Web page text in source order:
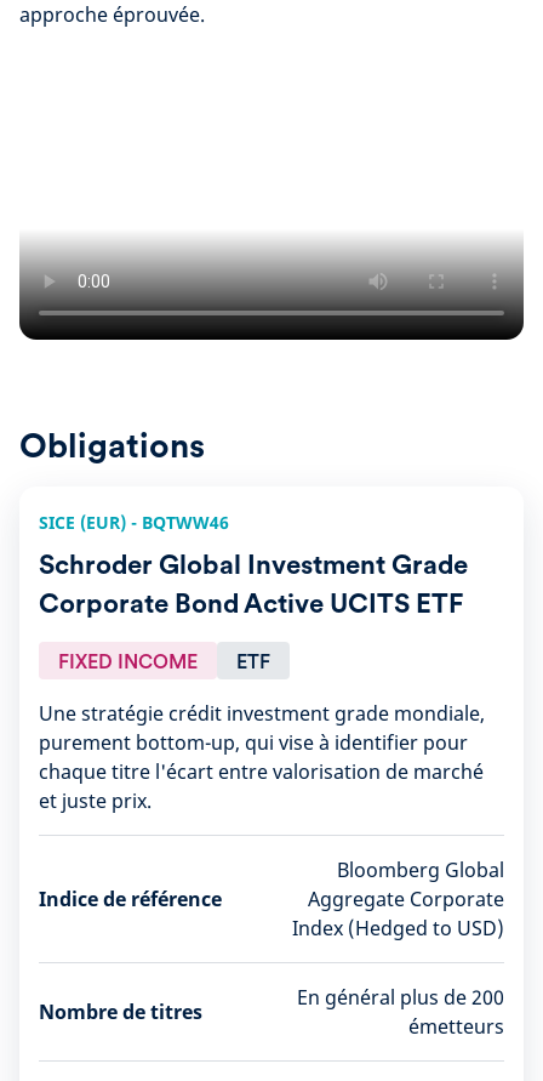
approche éprouvée.
Obligations
SICE (EUR) - BQTWW46
Schroder Global Investment Grade
Corporate Bond Active UCITS ETF
FIXED INCOME ETF
Une stratégie crédit investment grade mondiale,
purement bottom-up, qui vise à identifier pour
chaque titre l'écart entre valorisation de marché
et juste prix.
Indice de référence
Bloomberg Global
Aggregate Corporate
Index (Hedged to USD)
Nombre de titres
En général plus de 200
émetteurs